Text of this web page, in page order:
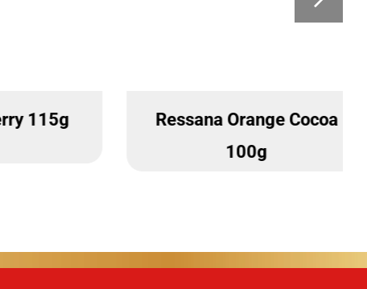
Ressana Orange 125g